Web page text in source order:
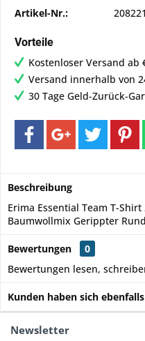
Artikel-Nr.:
Vorteile
Kostenloser Versand ab
Versand innerhalb von
30 Tage Geld-Zurück-
Beschreibung
Erima Essential Team T-
Baumwollmix Gerippter
Bewertungen
0
Bewertungen lesen,
Kunden haben sich
Newsletter